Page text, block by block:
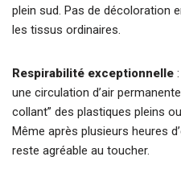
plein sud. Pas de décoloration
les tissus ordinaires.
Respirabilité exceptionnelle
une circulation d’air
collant” des plastiques pleins
Même après plusieurs heures
reste agréable au toucher.